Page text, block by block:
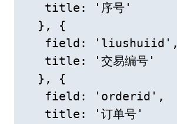
   title: '序号'
  }, {
   field: 'liushuiid',
   title: '交易编号'
  }, {
   field: 'orderid',
   title: '订单号'